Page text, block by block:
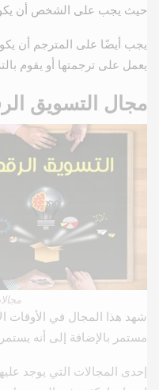
حيث يجب على الشخص أن يكون
يجب أيضًا على المترجم أن
يعمل على ترجمتها أو يقوم
مجال التسويق
شهد هذا المجال في الأوقات
مستمر بالإضافة إلى أنه
إحدى المجالات التي يوجد